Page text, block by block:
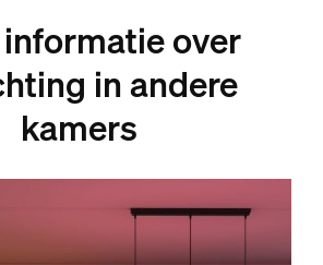
over
in andere
kamers